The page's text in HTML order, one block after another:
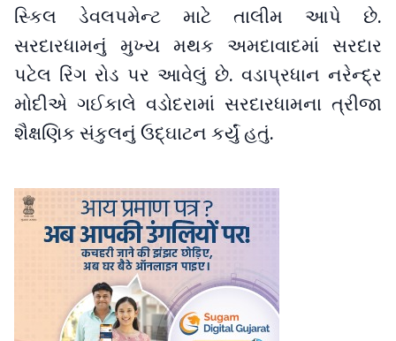
સ્કિલ ડેવલપમેન્ટ માટે તાલીમ આપે છે.
સરદારધામનું મુખ્ય મથક અમદાવાદમાં સરદાર
પટેલ રિંગ રોડ પર આવેલું છે. વડાપ્રધાન નરેન્દ્ર
મોદીએ ગઈકાલે વડોદરામાં સરદારધામના ત્રીજા
શૈક્ષણિક સંકુલનું ઉદ્ઘાટન કર્યું હતું.